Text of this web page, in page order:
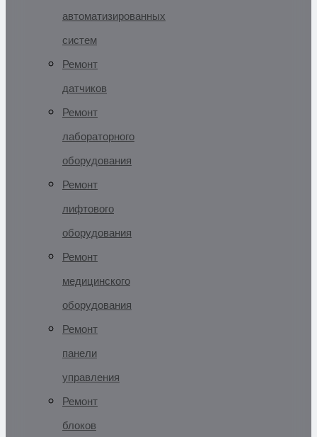
автоматизированных
систем
Ремонт
датчиков
Ремонт
лабораторного
оборудования
Ремонт
лифтового
оборудования
Ремонт
медицинского
оборудования
Ремонт
панели
управления
Ремонт
блоков